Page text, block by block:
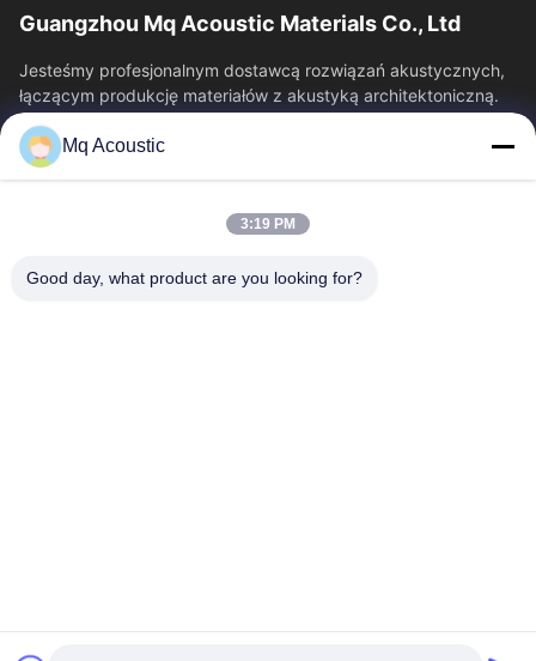
Guangzhou Mq Acoustic Materials Co., Ltd
Jesteśmy profesjonalnym dostawcą rozwiązań akustycznych,
łączącym produkcję materiałów z akustyką architektoniczną.
Specjalizujemy się w panelach...
Szybkie Linki
O Nas
Wycieczka Po Fabryce
Kontrola Jakości
Mq Acoustic
3:19 PM
Good day, what product are you looking for?